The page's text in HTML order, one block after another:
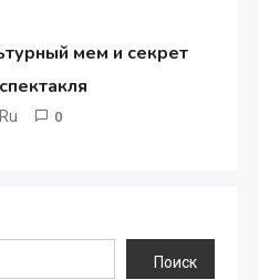
мем и секрет
0
Поиск